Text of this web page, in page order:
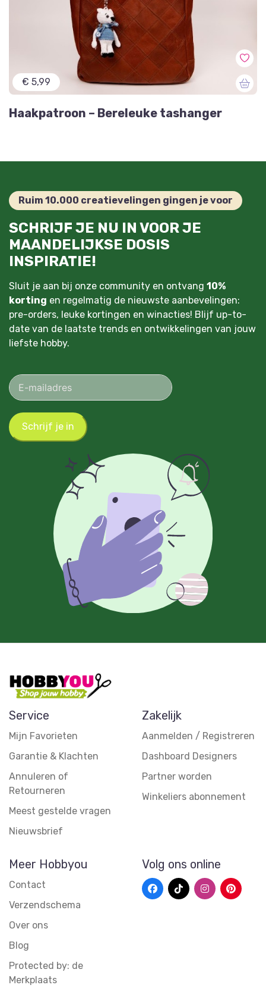
€ 5,99
Haakpatroon – Bereleuke tashanger
Ruim 10.000 creatievelingen gingen je voor
SCHRIJF JE NU IN VOOR JE
MAANDELIJKSE DOSIS
INSPIRATIE!
Sluit je aan bij onze community en ontvang 10%
korting en regelmatig de nieuwste aanbevelingen:
pre-orders, leuke kortingen en winacties! Blijf up-to-
date van de laatste trends en ontwikkelingen van jouw
liefste hobby.
Schrijf je in
Service
Mijn Favorieten
Garantie & Klachten
Annuleren of
Retourneren
Meest gestelde vragen
Nieuwsbrief
Zakelijk
Aanmelden / Registreren
Dashboard Designers
Partner worden
Winkeliers abonnement
Meer Hobbyou
Contact
Verzendschema
Over ons
Blog
Protected by: de
Merkplaats
Volg ons online